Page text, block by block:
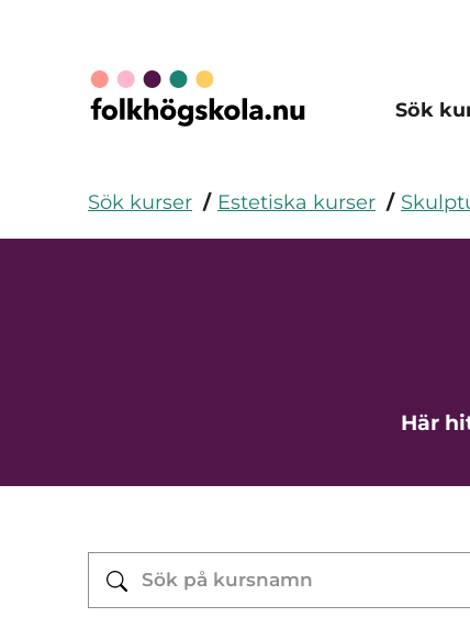
Sök
Sök kurser Estetiska kurser
Här